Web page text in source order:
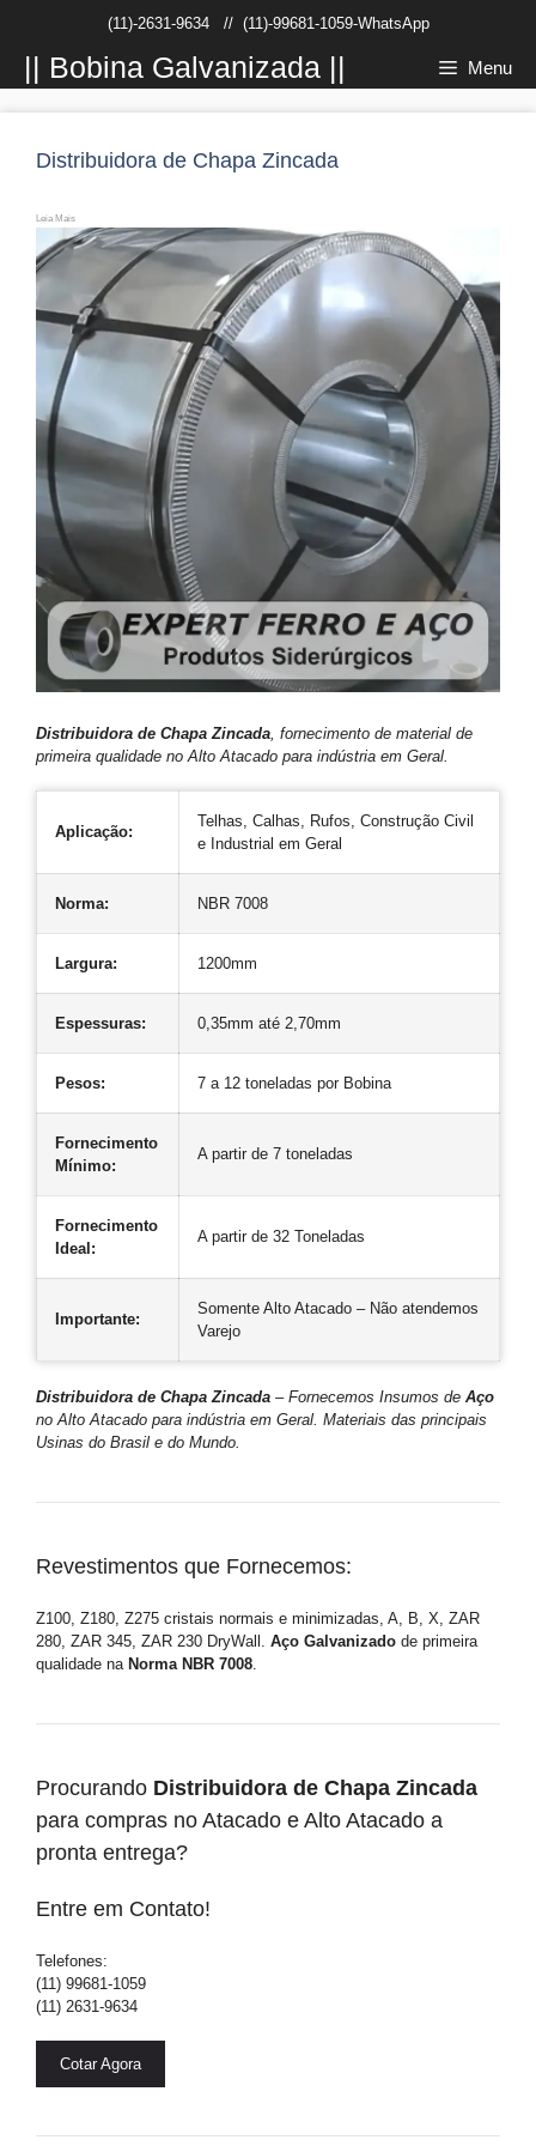
conteúdo
(11)-2631-9634// (11)-99681-1059-WhatsApp
|| Bobina Galvanizada || Menu
Distribuidora de Chapa Zincada
Leia Mais
Distribuidora de Chapa Zincada , fornecimento de material de
primeira qualidade no Alto Atacado para indústria em Geral.
Aplicação:
Telhas, Calhas, Rufos, Construção Civil
e Industrial em Geral
Norma: NBR 7008
Largura: 1200mm
Espessuras: 0,35mm até 2,70mm
Pesos: 7 a 12 toneladas por Bobina
Fornecimento
Mínimo:
A partir de 7 toneladas
Fornecimento
Ideal:
A partir de 32 Toneladas
Importante:
Somente Alto Atacado – Não atendemos
Varejo
Distribuidora de Chapa Zincada – Fornecemos Insumos de Aço
no Alto Atacado para indústria em Geral. Materiais das principais
Usinas do Brasil e do Mundo.
Revestimentos que Fornecemos:
Z100, Z180, Z275 cristais normais e minimizadas, A, B, X, ZAR
280, ZAR 345, ZAR 230 DryWall. Aço Galvanizado de primeira
qualidade na Norma NBR 7008
Procurando Distribuidora de Chapa Zincada
para compras no Atacado e Alto Atacado a
pronta entrega?
Entre em Contato!
Telefones:
(11) 99681-1059
(11) 2631-9634
Cotar Agora